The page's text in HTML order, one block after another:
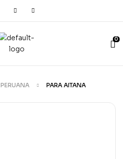
0
PERUANA PARA AITANA